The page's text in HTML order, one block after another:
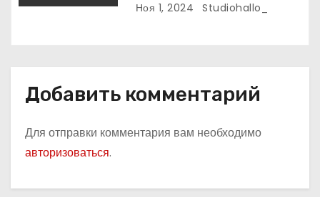
рассасывающим эффектом
Ноя 1, 2024 Studiohallo_
Добавить комментарий
Для отправки комментария вам необходимо
авторизоваться.